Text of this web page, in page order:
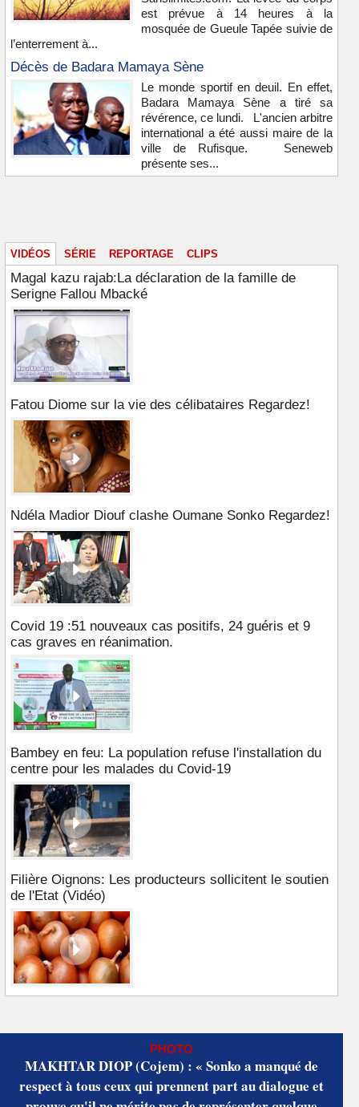
est prévue à 14 heures à la
mosquée de Gueule Tapée suivie de
l’enterrement à...
Décès de Badara Mamaya Sène
Le monde sportif en deuil. En effet,
Badara Mamaya Sène a tiré sa
révérence, ce lundi. L'ancien arbitre
international a été aussi maire de la
ville de Rufisque. Seneweb
présente ses...
VIDÉOS SÉRIE REPORTAGE CLIPS
Magal kazu rajab:La déclaration de la famille de
Serigne Fallou Mbacké
Fatou Diome sur la vie des célibataires Regardez!
Ndéla Madior Diouf clashe Oumane Sonko Regardez!
Covid 19 :51 nouveaux cas positifs, 24 guéris et 9
cas graves en réanimation.
Bambey en feu: La population refuse l'installation du
centre pour les malades du Covid-19
Filière Oignons: Les producteurs sollicitent le soutien
de l'Etat (Vidéo)
PHOTO
MAKHTAR DIOP (Cojem) : « Sonko a manqué de
respect à tous ceux qui prennent part au dialogue et